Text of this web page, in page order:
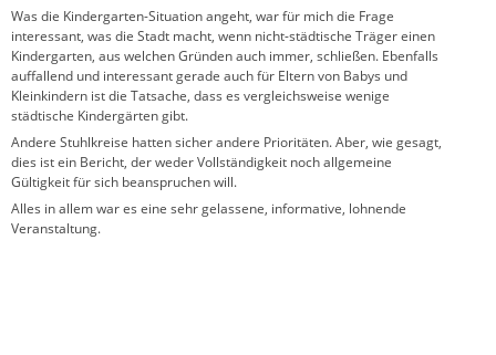
Was die Kindergarten-Situation angeht, war für mich die Frage
interessant, was die Stadt macht, wenn nicht-städtische Träger einen
Kindergarten, aus welchen Gründen auch immer, schließen. Ebenfalls
auffallend und interessant gerade auch für Eltern von Babys und
Kleinkindern ist die Tatsache, dass es vergleichsweise wenige
städtische Kindergärten gibt.
Andere Stuhlkreise hatten sicher andere Prioritäten. Aber, wie gesagt,
dies ist ein Bericht, der weder Vollständigkeit noch allgemeine
Gültigkeit für sich beanspruchen will.
Alles in allem war es eine sehr gelassene, informative, lohnende
Veranstaltung.